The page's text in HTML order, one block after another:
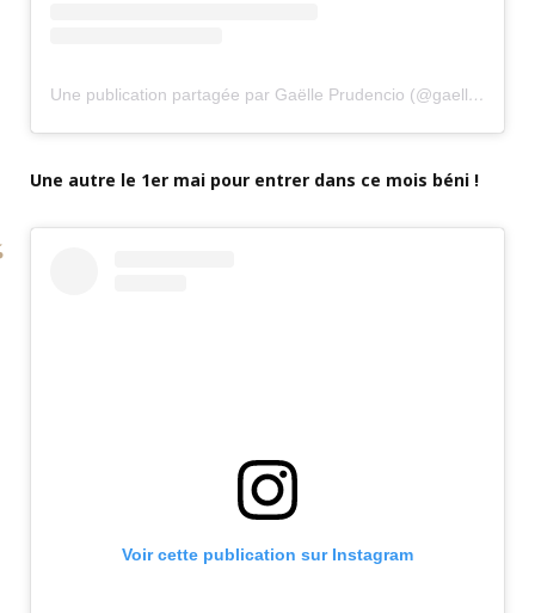
Une publication partagée par Gaëlle Prudencio (@gaelleprudencio)
Une autre le 1er mai pour entrer dans ce mois béni !
Voir cette publication sur Instagram